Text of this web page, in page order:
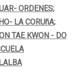
ORDENES;
LA CORUñA;
TAE KWON - DO